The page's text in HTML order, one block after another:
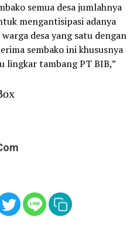
semua desa jumlahnya
mengantisipasi adanya
desa yang satu dengan
sembako ini khususnya
lingkar tambang PT BIB,”